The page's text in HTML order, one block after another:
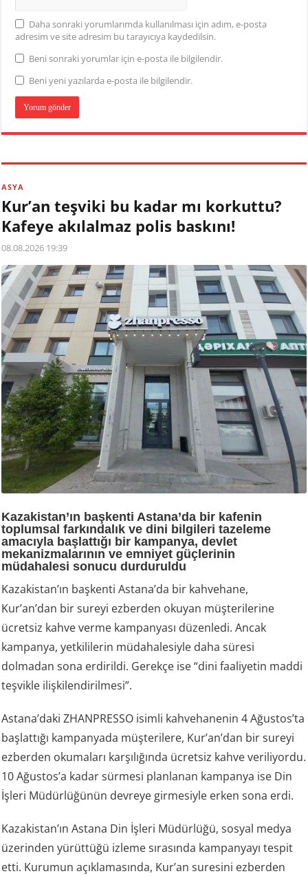
Daha sonraki yorumlarımda kullanılması için adım, e-posta
adresim ve site adresim bu tarayıcıya kaydedilsin.
Beni sonraki yorumlar için e-posta ile bilgilendir.
Beni yeni yazılarda e-posta ile bilgilendir.
ASYA
Kur’an teşviki bu kadar mı korkuttu?
Kafeye akılalmaz polis baskını!
08.08.2026 19:39
Kazakistan’ın başkenti Astana’da bir kafenin
toplumsal farkındalık ve dini bilgileri tazeleme
amacıyla başlattığı bir kampanya, devlet
mekanizmalarının ve emniyet güçlerinin
müdahalesi sonucu durduruldu
Kazakistan’ın başkenti Astana’da bir kahvehane,
Kur’an’dan bir sureyi ezberden okuyan müşterilerine
ücretsiz kahve verme kampanyası düzenledi. Ancak
kampanya, yetkililerin müdahalesiyle daha süresi
dolmadan sona erdirildi. Gerekçe ise “dini faaliyetin maddi
teşvikle ilişkilendirilmesi”.
Astana’daki ZHANPRESSO isimli kahvehanenin 4 Ağustos’ta
başlattığı kampanyada müşterilere, Kur’an’dan bir sureyi
ezberden okumaları karşılığında ücretsiz kahve veriliyordu.
10 Ağustos’a kadar sürmesi planlanan kampanya ise Din
İşleri Müdürlüğünün devreye girmesiyle erken sona erdi.
Kazakistan’ın Astana Din İşleri Müdürlüğü, sosyal medya
üzerinden yürüttüğü izleme sırasında kampanyayı tespit
etti. Kurumun açıklamasında, Kur’an suresini ezberden